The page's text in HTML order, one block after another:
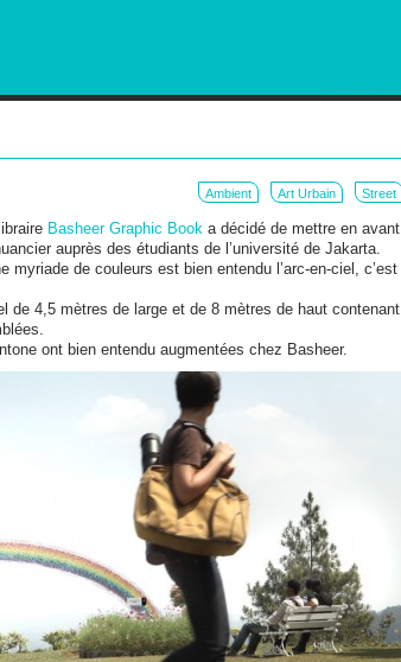
OUT OF HOME
Ambient Art Urbain Street
Basheer Graphic Book a décidé de mettre en avant
auprès des étudiants de l’université de Jakarta.
myriade de couleurs est bien entendu l’arc-en-ciel, c’est
de 4,5 mètres de large et de 8 mètres de haut contenant
ont bien entendu augmentées chez Basheer.